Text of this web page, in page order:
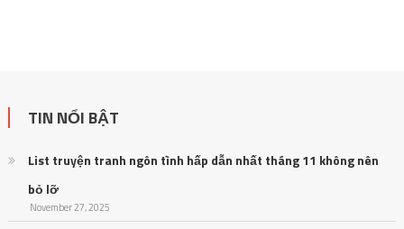
TIN NỔI BẬT
List truyện tranh ngôn tình hấp dẫn nhất tháng 11 không nên
bỏ lỡ
November 27, 2025